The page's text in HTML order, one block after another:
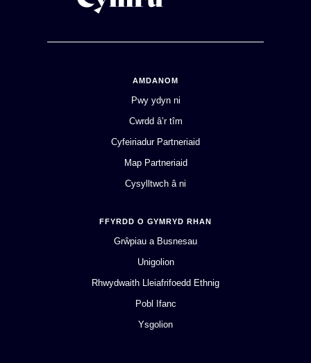
AMDANOM
Pwy ydyn ni
Cwrdd â’r tîm
Cyfeiriadur Partneriaid
Map Partneriaid
Cysylltwch â ni
FFYRDD O GYMRYD RHAN
Grŵpiau a Busnesau
Unigolion
Rhwydwaith Lleiafrifoedd Ethnig
Pobl Ifanc
Ysgolion